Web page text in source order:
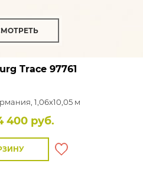
Trace 97761
1,06x10,05 м
400 руб.